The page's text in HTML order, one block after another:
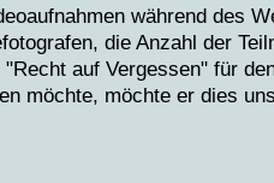
während des
die Anzahl der
auf Vergessen" für
möchte, möchte er dies